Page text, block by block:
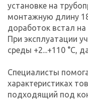
установке на
монтажную длину
доработок встал
При эксплуатации
среды +2...+110 °C,
Специалисты
характеристиках
подходящий под